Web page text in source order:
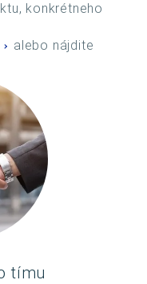
konkrétneho
alebo nájdite
tímu